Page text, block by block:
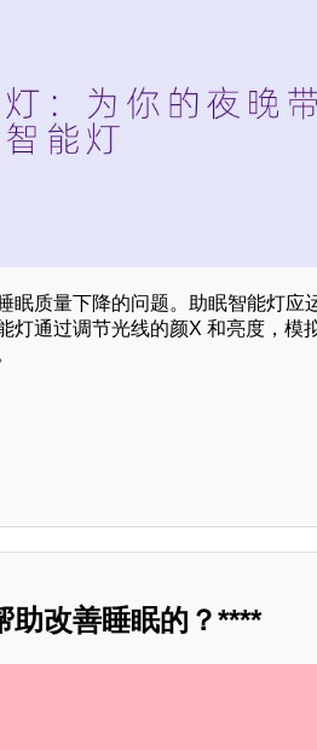
眠质量下降的问题。助眠智能灯应
灯通过调节光线的颜X 和亮度，模
助改善睡眠的？****